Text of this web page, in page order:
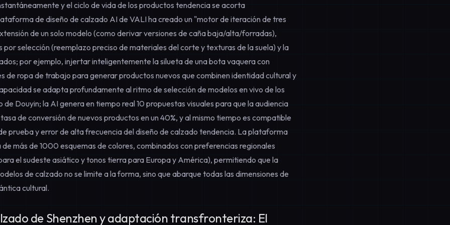
y el ciclo de vida de los productos tendencia se acorta
de diseño de calzado AI de VALI ha creado un "motor de iteración de tres
de un solo modelo (como derivar versiones de caña baja/alta/forradas),
selección (reemplazo preciso de materiales del corte y texturas de la suela) y la
por ejemplo, injertar inteligentemente la silueta de una bota vaquera con
de ropa de trabajo para generar productos nuevos que combinen identidad cultural y
se adapta profundamente al ritmo de selección de modelos en vivo de los
Douyin; la AI genera en tiempo real 10 propuestas visuales para que la audiencia
de conversión de nuevos productos en un 40%, y al mismo tiempo es compatible
prueba y error de alta frecuencia deldiseño de calzado tendencia. La plataforma
más de 1000 esquemas de colores, combinados con preferencias regionales
el sudeste asiático y tonos tierra para Europa y América), permitiendo que la
de calzado no se limite a la forma, sino que abarque todas las dimensiones de
cultural.
de Shenzhen y adaptación transfronteriza: El